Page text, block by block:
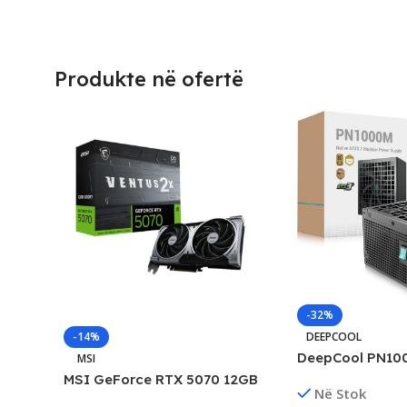
Produkte në ofertë
-14%
MSI
MSI GeForce RTX 5070 12GB
-32%
DEEPCOOL
DeepCool
Në Stok